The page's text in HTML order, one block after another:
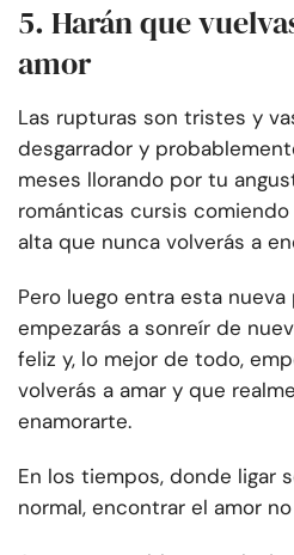
5. Harán que
amor
Las rupturas son tristes y
desgarrador y
meses llorando por tu
románticas cursis
alta que nunca volverás a
Pero luego entra esta
empezarás a sonreír de
feliz y, lo mejor de todo,
volverás a amar y que
enamorarte.
En los tiempos, donde ligar
normal, encontrar el amor